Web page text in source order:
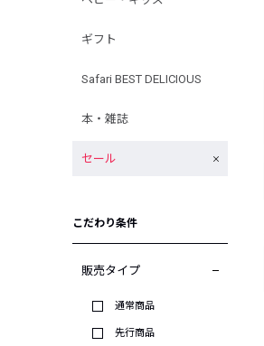
ギフト
Safari BEST DELICIOUS
本・雑誌
セール
こだわり条件
販売タイプ
通常商品
先行商品